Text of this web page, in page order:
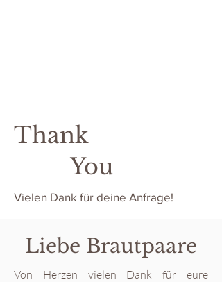
Thank
You
Vielen Dank für deine Anfrage!
Liebe Brautpaare
Von Herzen vielen Dank für eure